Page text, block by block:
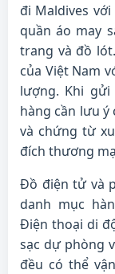
đi Maldives
quần áo may
trang và đồ
của Việt Nam
lượng. Khi gửi
hàng cần lưu
và chứng từ
đích thương
Đồ điện tử và
danh mục
Điện thoại di
sạc dự phòng
đều có thể